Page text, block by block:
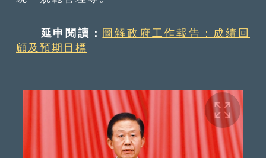
延申閱讀： 圖解政府工作報告：成績回
顧及預期目標